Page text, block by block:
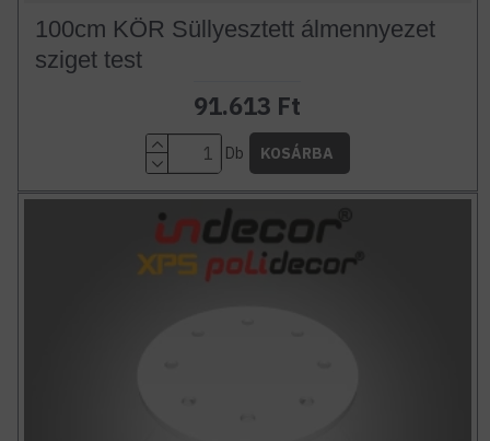
100cm KÖR Süllyesztett álmennyezet
sziget test
91.613 Ft
Db KOSÁRBA